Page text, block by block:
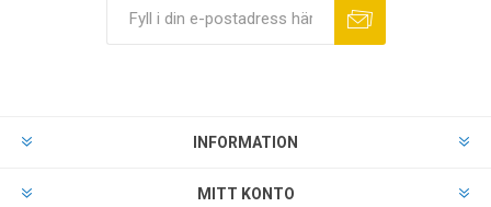
INFORMATION
MITT KONTO